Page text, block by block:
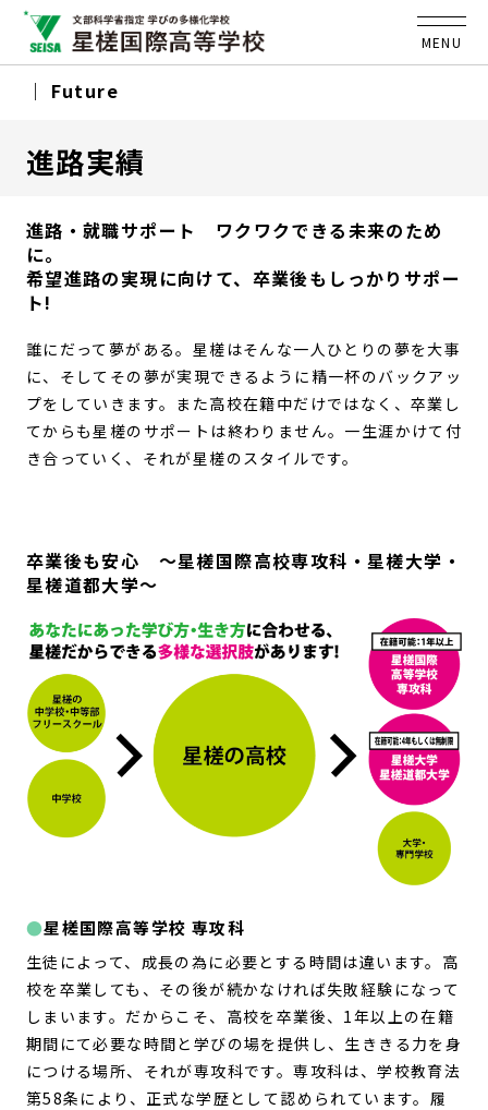
MENU
Future
進路実績
進路・就職サポート ワクワクできる未来のため
に。
希望進路の実現に向けて、卒業後もしっかりサポー
ト!
誰にだって夢がある。星槎はそんな一人ひとりの夢を大事
に、そしてその夢が実現できるように精一杯のバックアッ
プをしていきます。また高校在籍中だけではなく、卒業し
てからも星槎のサポートは終わりません。一生涯かけて付
き合っていく、それが星槎のスタイルです。
卒業後も安心 ～星槎国際高校専攻科・星槎大学・
星槎道都大学～
星槎国際高等学校 専攻科
生徒によって、成長の為に必要とする時間は違います。高
校を卒業しても、その後が続かなければ失敗経験になって
しまいます。だからこそ、高校を卒業後、1年以上の在籍
期間にて必要な時間と学びの場を提供し、生ききる力を身
につける場所、それが専攻科です。専攻科は、学校教育法
第58条により、正式な学歴として認められています。履